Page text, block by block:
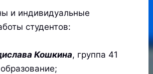
и индивидуальные
студентов:
Кошкина, группа 41